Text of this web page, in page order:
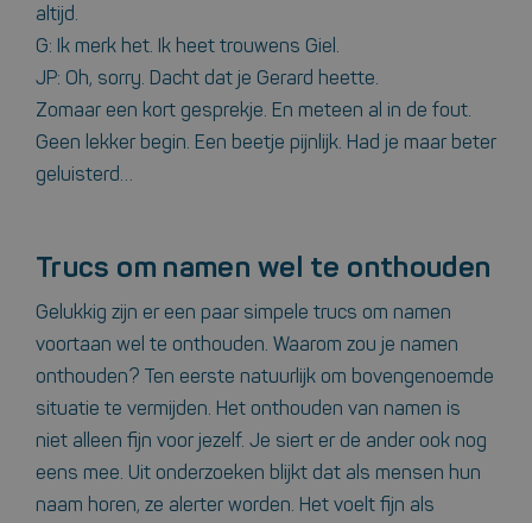
altijd.
G: Ik merk het. Ik heet trouwens Giel.
JP: Oh, sorry. Dacht dat je Gerard heette.
Zomaar een kort gesprekje. En meteen al in de fout.
Geen lekker begin. Een beetje pijnlijk. Had je maar beter
geluisterd…
Trucs om namen wel te onthouden
Gelukkig zijn er een paar simpele trucs om namen
voortaan wel te onthouden. Waarom zou je namen
onthouden? Ten eerste natuurlijk om bovengenoemde
situatie te vermijden. Het onthouden van namen is
niet alleen fijn voor jezelf. Je siert er de ander ook nog
eens mee. Uit onderzoeken blijkt dat als mensen hun
naam horen, ze alerter worden. Het voelt fijn als